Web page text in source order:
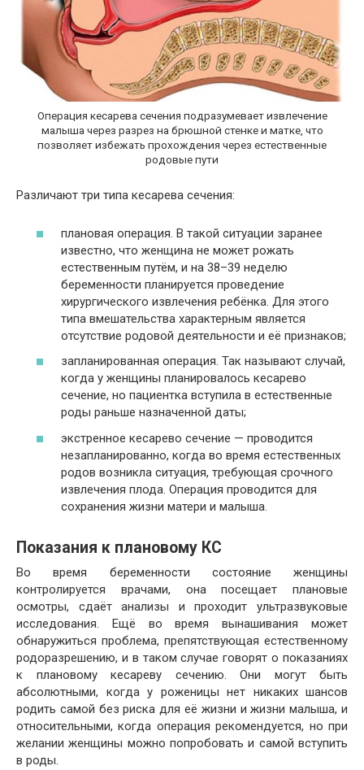
Операция кесарева сечения подразумевает извлечение
малыша через разрез на брюшной стенке и матке, что
позволяет избежать прохождения через естественные
родовые пути
Различают три типа кесарева сечения:
плановая операция. В такой ситуации заранее
известно, что женщина не может рожать
естественным путём, и на 38–39 неделю
беременности планируется проведение
хирургического извлечения ребёнка. Для этого
типа вмешательства характерным является
отсутствие родовой деятельности и её признаков;
запланированная операция. Так называют случай,
когда у женщины планировалось кесарево
сечение, но пациентка вступила в естественные
роды раньше назначенной даты;
экстренное кесарево сечение — проводится
незапланированно, когда во время естественных
родов возникла ситуация, требующая срочного
извлечения плода. Операция проводится для
сохранения жизни матери и малыша.
Показания к плановому КС
Во время беременности состояние женщины
контролируется врачами, она посещает плановые
осмотры, сдаёт анализы и проходит ультразвуковые
исследования. Ещё во время вынашивания может
обнаружиться проблема, препятствующая естественному
родоразрешению, и в таком случае говорят о показаниях
к плановому кесареву сечению. Они могут быть
абсолютными, когда у роженицы нет никаких шансов
родить самой без риска для её жизни и жизни малыша, и
относительными, когда операция рекомендуется, но при
желании женщины можно попробовать и самой вступить
в роды.